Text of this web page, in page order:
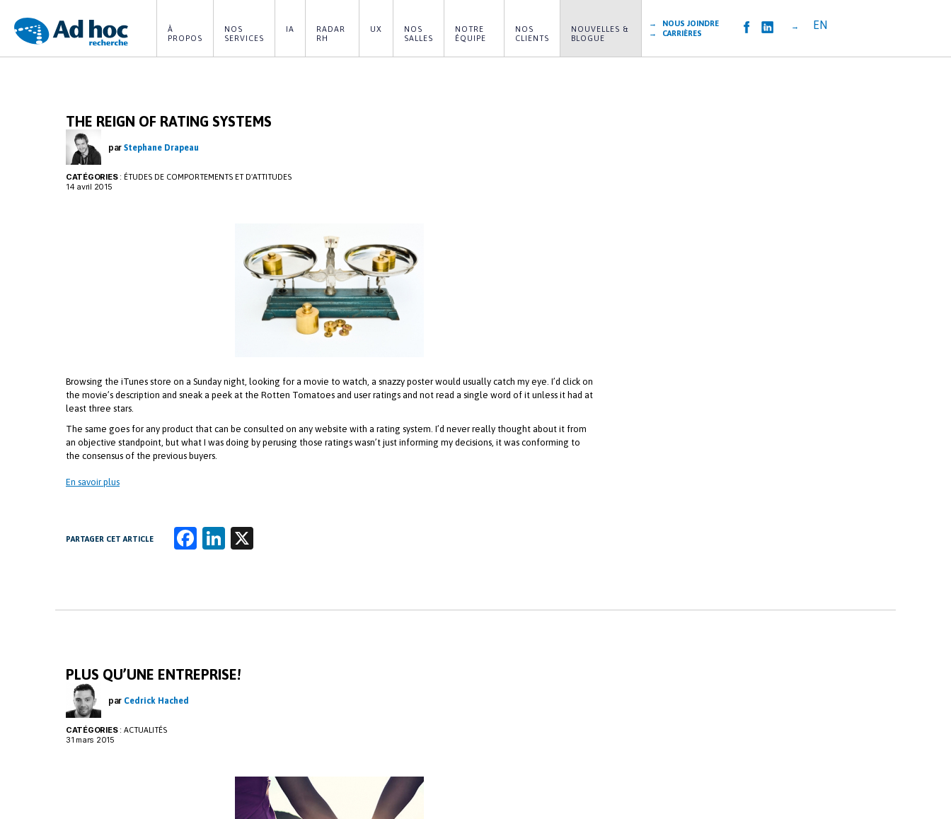
Ad
Hoc
Recherche
À
PROPOS
NOS
SERVICES
IA
RADAR
RH
UX
NOS
SALLES
NOTRE
ÉQUIPE
NOS
CLIENTS
NOUVELLES &
BLOGUE
→ NOUS JOINDRE
→ CARRIÈRES
→ EN
THE REIGN OF RATING SYSTEMS
par Stephane Drapeau
CATÉGORIES: ÉTUDES DE COMPORTEMENTS ET D'ATTITUDES
14 avril 2015
Browsing the iTunes store on a Sunday night, looking for a movie to watch, a snazzy poster would usually catch my eye. I’d click on
the movie’s description and sneak a peek at the Rotten Tomatoes and user ratings and not read a single word of it unless it had at
least three stars.
The same goes for any product that can be consulted on any website with a rating system. I’d never really thought about it from
an objective standpoint, but what I was doing by perusing those ratings wasn’t just informing my decisions, it was conforming to
the consensus of the previous buyers.
En savoir plus
PARTAGER CET ARTICLE
Fa
o
Li
e
PLUS QU’UNE ENTREPRISE!
par Cedrick Hached
CATÉGORIES: ACTUALITÉS
31 mars 2015